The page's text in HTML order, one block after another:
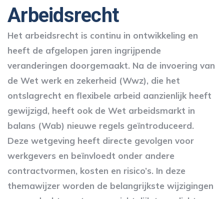
Arbeidsrecht
Het arbeidsrecht is continu in ontwikkeling en
heeft de afgelopen jaren ingrijpende
veranderingen doorgemaakt. Na de invoering van
de Wet werk en zekerheid (Wwz), die het
ontslagrecht en flexibele arbeid aanzienlijk heeft
gewijzigd, heeft ook de Wet arbeidsmarkt in
balans (Wab) nieuwe regels geïntroduceerd.
Deze wetgeving heeft directe gevolgen voor
werkgevers en beïnvloedt onder andere
contractvormen, kosten en risico’s. In deze
themawijzer worden de belangrijkste wijzigingen